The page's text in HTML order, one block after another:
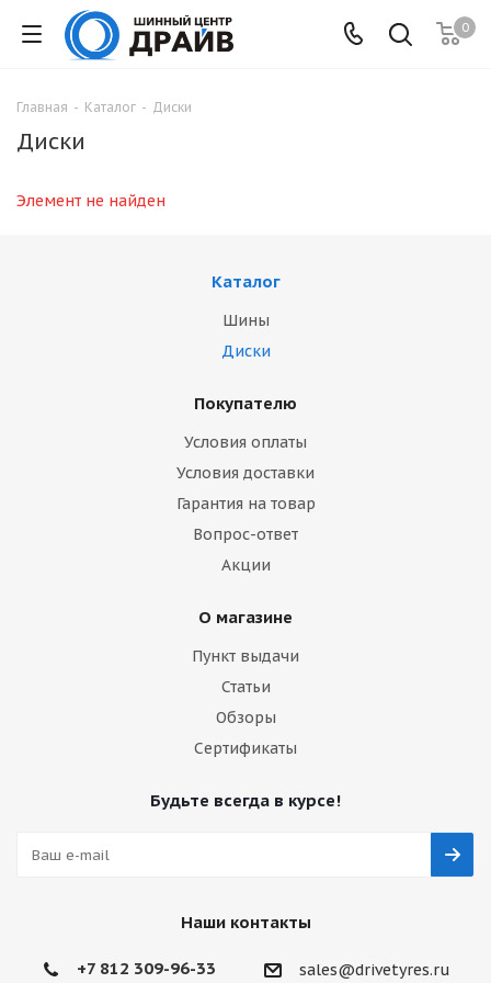
0
Главная - Каталог - Диски
Диски
Элемент не найден
Каталог
Шины
Диски
Покупателю
Условия оплаты
Условия доставки
Гарантия на товар
Вопрос-ответ
Акции
О магазине
Пункт выдачи
Статьи
Обзоры
Сертификаты
Будьте всегда в курсе!
Наши контакты
+7 812 309-96-33 sales@drivetyres.ru